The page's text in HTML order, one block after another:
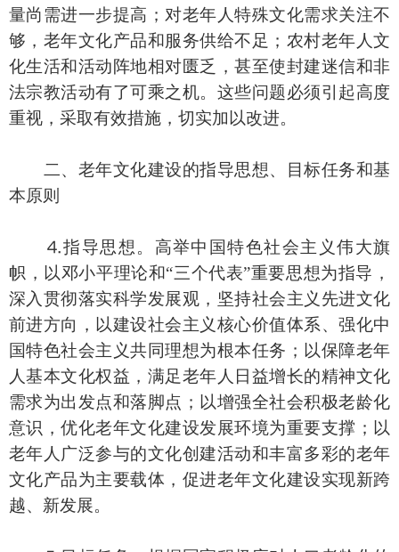
量尚需进一步提高；对老年人特殊文化需求关注不
够，老年文化产品和服务供给不足；农村老年人文
化生活和活动阵地相对匮乏，甚至使封建迷信和非
法宗教活动有了可乘之机。这些问题必须引起高度
重视，采取有效措施，切实加以改进。
二、老年文化建设的指导思想、目标任务和基
本原则
⒋指导思想。高举中国特色社会主义伟大旗
帜，以邓小平理论和“三个代表”重要思想为指导，
深入贯彻落实科学发展观，坚持社会主义先进文化
前进方向，以建设社会主义核心价值体系、强化中
国特色社会主义共同理想为根本任务；以保障老年
人基本文化权益，满足老年人日益增长的精神文化
需求为出发点和落脚点；以增强全社会积极老龄化
意识，优化老年文化建设发展环境为重要支撑；以
老年人广泛参与的文化创建活动和丰富多彩的老年
文化产品为主要载体，促进老年文化建设实现新跨
越、新发展。